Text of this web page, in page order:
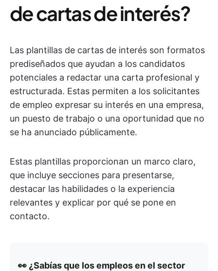
de cartas de interés?
Las plantillas de cartas de interés son formatos
prediseñados que ayudan a los candidatos
potenciales a redactar una carta profesional y
estructurada. Estas permiten a los solicitantes
de empleo expresar su interés en una empresa,
un puesto de trabajo o una oportunidad que no
se ha anunciado públicamente.
Estas plantillas proporcionan un marco claro,
que incluye secciones para presentarse,
destacar las habilidades o la experiencia
relevantes y explicar por qué se pone en
contacto.
👀 ¿Sabías que los empleos en el sector